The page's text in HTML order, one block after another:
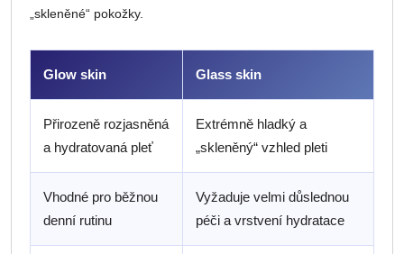
„skleněné“ pokožky.
Glow skin Glass skin
Přirozeně rozjasněná
a hydratovaná pleť
Extrémně hladký a
„skleněný“ vzhled pleti
Vhodné pro běžnou
denní rutinu
Vyžaduje velmi důslednou
péči a vrstvení hydratace